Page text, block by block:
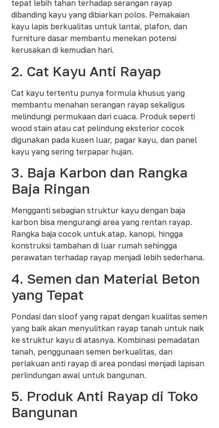
tepat lebih tahan terhadap serangan rayap
dibanding kayu yang dibiarkan polos. Pemakaian
kayu lapis berkualitas untuk lantai, plafon, dan
furniture dasar membantu menekan potensi
kerusakan di kemudian hari.​
2. Cat Kayu Anti Rayap
Cat kayu tertentu punya formula khusus yang
membantu menahan serangan rayap sekaligus
melindungi permukaan dari cuaca. Produk seperti
wood stain atau cat pelindung eksterior cocok
digunakan pada kusen luar, pagar kayu, dan panel
kayu yang sering terpapar hujan.​
3. Baja Karbon dan Rangka
Baja Ringan
Mengganti sebagian struktur kayu dengan baja
karbon bisa mengurangi area yang rentan rayap.
Rangka baja cocok untuk atap, kanopi, hingga
konstruksi tambahan di luar rumah sehingga
perawatan terhadap rayap menjadi lebih sederhana.​
4. Semen dan Material Beton
yang Tepat
Pondasi dan sloof yang rapat dengan kualitas semen
yang baik akan menyulitkan rayap tanah untuk naik
ke struktur kayu di atasnya. Kombinasi pemadatan
tanah, penggunaan semen berkualitas, dan
perlakuan anti rayap di area pondasi menjadi lapisan
perlindungan awal untuk bangunan.​
5. Produk Anti Rayap di Toko
Bangunan